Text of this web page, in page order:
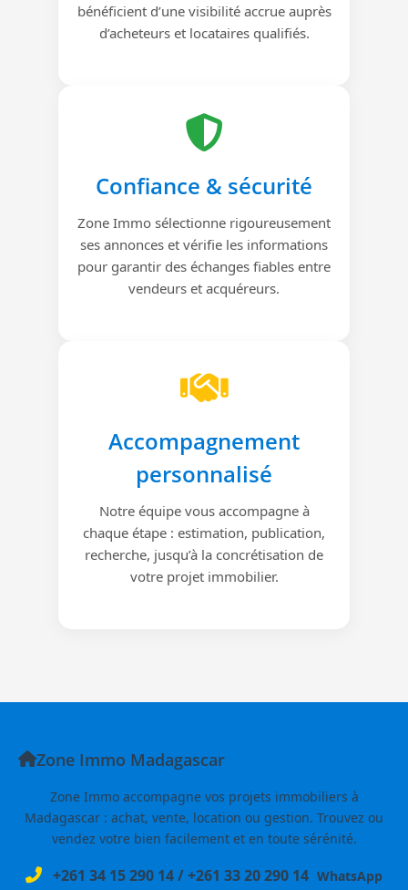
bénéficient d’une visibilité accrue auprès
d’acheteurs et locataires qualifiés.
Confiance & sécurité
Zone Immo sélectionne rigoureusement
ses annonces et vérifie les informations
pour garantir des échanges fiables entre
vendeurs et acquéreurs.
Accompagnement
personnalisé
Notre équipe vous accompagne à
chaque étape : estimation, publication,
recherche, jusqu’à la concrétisation de
votre projet immobilier.
Zone Immo Madagascar
Zone Immo accompagne vos projets immobiliers à
Madagascar : achat, vente, location ou gestion. Trouvez ou
vendez votre bien facilement et en toute sérénité.
+261 34 15 290 14/+261 33 20 290 14 WhatsApp